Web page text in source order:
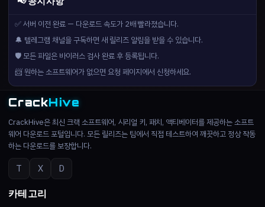
✅ 서버 이전 완료 — 다운로드 속도가 2배 빨라졌습니다.
🔔 텔레그램 채널을 구독하면 새 릴리즈 알림을 받을 수 있습니다.
🛡️ 모든 파일은 바이러스 검사 완료 후 등록됩니다.
📨 원하는 소프트웨어가 없으면 요청 페이지에서 신청하세요.
CrackHive
CrackHive은 최신 크랙 소프트웨어, 시리얼 키, 패치, 액티베이터를 제공하는 소프트
웨어 다운로드 포털입니다. 모든 릴리즈는 팀에서 직접 테스트하여 깨끗하고 정상 작동
하는 다운로드를 보장합니다.
T X D
카테고리